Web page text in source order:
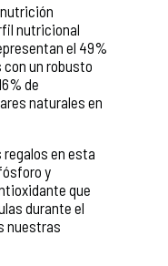
nutricional
el 49%
un robusto
de
naturales en
en esta
y
que
durante el
nuestras